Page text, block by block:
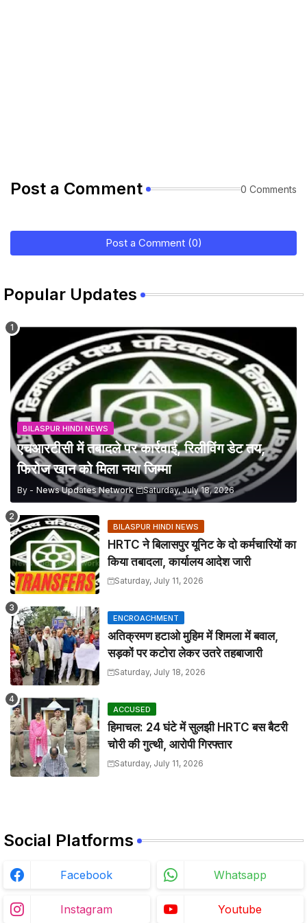
Post a Comment 0 Comments
Post a Comment (0)
Popular Updates
BILASPUR HINDI NEWS
एचआरटीसी में तबादले पर कार्रवाई, रिलीविंग डेट तय,
फिरोज खान को मिला नया जिम्मा
By - News Updates Network Saturday, July 18, 2026
BILASPUR HINDI NEWS
HRTC ने बिलासपुर यूनिट के दो कर्मचारियों का
किया तबादला, कार्यालय आदेश जारी
Saturday, July 11, 2026
ENCROACHMENT
अतिक्रमण हटाओ मुहिम में शिमला में बवाल,
सड़कों पर कटोरा लेकर उतरे तहबाजारी
Saturday, July 18, 2026
ACCUSED
हिमाचल: 24 घंटे में सुलझी HRTC बस बैटरी
चोरी की गुत्थी, आरोपी गिरफ्तार
Saturday, July 11, 2026
Social Platforms
Facebook Whatsapp
Instagram Youtube